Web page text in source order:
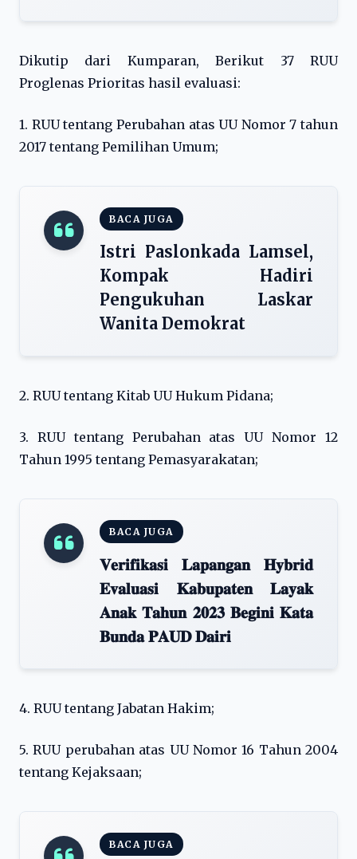
Dikutip dari Kumparan, Berikut 37 RUU
Proglenas Prioritas hasil evaluasi:
1. RUU tentang Perubahan atas UU Nomor 7 tahun
2017 tentang Pemilihan Umum;
BACA JUGA
Istri Paslonkada Lamsel,
Kompak Hadiri
Pengukuhan Laskar
Wanita Demokrat
2. RUU tentang Kitab UU Hukum Pidana;
3. RUU tentang Perubahan atas UU Nomor 12
Tahun 1995 tentang Pemasyarakatan;
BACA JUGA
𝐕𝐞𝐫𝐢𝐟𝐢𝐤𝐚𝐬𝐢 𝐋𝐚𝐩𝐚𝐧𝐠𝐚𝐧 𝐇𝐲𝐛𝐫𝐢𝐝
𝐄𝐯𝐚𝐥𝐮𝐚𝐬𝐢 𝐊𝐚𝐛𝐮𝐩𝐚𝐭𝐞𝐧 𝐋𝐚𝐲𝐚𝐤
𝐀𝐧𝐚𝐤 𝐓𝐚𝐡𝐮𝐧 𝟐𝟎𝟐𝟑 𝐁𝐞𝐠𝐢𝐧𝐢 𝐊𝐚𝐭𝐚
𝐁𝐮𝐧𝐝𝐚 𝐏𝐀𝐔𝐃 𝐃𝐚𝐢𝐫𝐢
4. RUU tentang Jabatan Hakim;
5. RUU perubahan atas UU Nomor 16 Tahun 2004
tentang Kejaksaan;
BACA JUGA